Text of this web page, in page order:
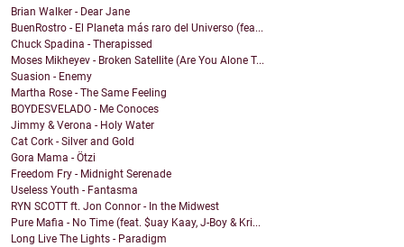
Brian Walker - Dear Jane
BuenRostro - El Planeta más raro del Universo (fea...
Chuck Spadina - Therapissed
Moses Mikheyev - Broken Satellite (Are You Alone T...
Suasion - Enemy
Martha Rose - The Same Feeling
BOYDESVELADO - Me Conoces
Jimmy & Verona - Holy Water
Cat Cork - Silver and Gold
Gora Mama - Ötzi
Freedom Fry - Midnight Serenade
Useless Youth - Fantasma
RYN SCOTT ft. Jon Connor - In the Midwest
Pure Mafia - No Time (feat. $uay Kaay, J-Boy & Kri...
Long Live The Lights - Paradigm